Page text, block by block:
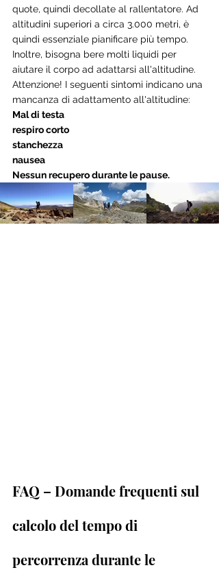
quote, quindi decollate al rallentatore. Ad
altitudini superiori a circa 3.000 metri, è
quindi essenziale pianificare più tempo.
Inoltre, bisogna bere molti liquidi per
aiutare il corpo ad adattarsi all'altitudine.
Attenzione! I seguenti sintomi indicano una
mancanza di adattamento all'altitudine:
Mal di testa
respiro corto
stanchezza
nausea
Nessun recupero durante le pause.
FAQ – Domande frequenti sul
calcolo del tempo di
percorrenza durante le